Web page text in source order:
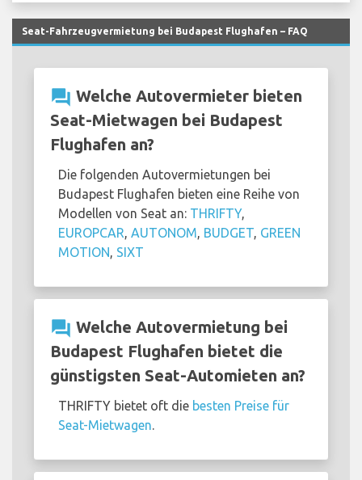
Seat-Fahrzeugvermietung bei Budapest Flughafen – FAQ
question_answer Welche Autovermieter bieten
Seat-Mietwagen bei Budapest
Flughafen an?
Die folgenden Autovermietungen bei
Budapest Flughafen bieten eine Reihe von
Modellen von Seat an: THRIFTY,
EUROPCAR, AUTONOM, BUDGET, GREEN
MOTION, SIXT
question_answer Welche Autovermietung bei
Budapest Flughafen bietet die
günstigsten Seat-Automieten an?
THRIFTY bietet oft die besten Preise für
Seat-Mietwagen.